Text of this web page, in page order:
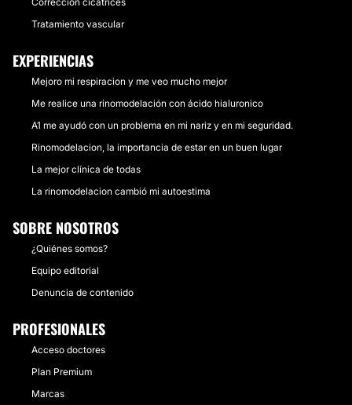
Tratamiento vascular
EXPERIENCIAS
Mejoro mi respiracion y me veo mucho mejor
Me realice una rinomodelación con ácido hialuronico
A1 me ayudó con un problema en mi nariz y en mi seguridad.
Rinomodelacion, la importancia de estar en un buen lugar
La mejor clínica de todas
La rinomodelacion cambió mi autoestima
SOBRE NOSOTROS
¿Quiénes somos?
Equipo editorial
Denuncia de contenido
PROFESIONALES
Acceso doctores
Plan Premium
Marcas